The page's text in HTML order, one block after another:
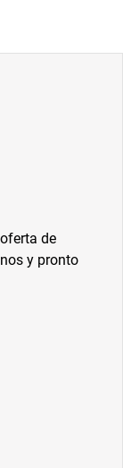
de
y pronto